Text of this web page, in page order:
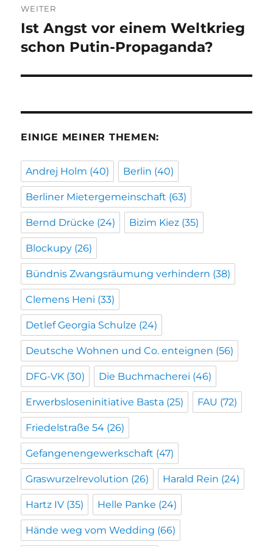
WEITER
Nächster
Beitrag:
Ist Angst vor einem Weltkrieg
schon Putin-Propaganda?
EINIGE MEINER THEMEN:
Andrej Holm (40) Berlin (40)
Berliner Mietergemeinschaft (63)
Bernd Drücke (24) Bizim Kiez (35)
Blockupy (26)
Bündnis Zwangsräumung verhindern (38)
Clemens Heni (33)
Detlef Georgia Schulze (24)
Deutsche Wohnen und Co. enteignen (56)
DFG-VK (30) Die Buchmacherei (46)
Erwerbsloseninitiative Basta (25) FAU (72)
Friedelstraße 54 (26)
Gefangenengewerkschaft (47)
Graswurzelrevolution (26) Harald Rein (24)
Hartz IV (35) Helle Panke (24)
Hände weg vom Wedding (66)